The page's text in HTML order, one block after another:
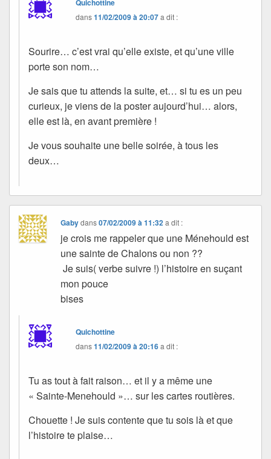
Quichottine
dans11/02/2009 à 20:07a dit :
Sourire… c’est vrai qu’elle existe, et qu’une ville
porte son nom…
Je sais que tu attends la suite, et… si tu es un peu
curieux, je viens de la poster aujourd’hui… alors,
elle est là, en avant première !
Je vous souhaite une belle soirée, à tous les
deux…
Gabydans07/02/2009 à 11:32 a dit :
je crois me rappeler que une Ménehould est
une sainte de Chalons ou non ??
Je suis( verbe suivre !) l’histoire en suçant
mon pouce
bises
Quichottine
dans11/02/2009 à 20:16a dit :
Tu as tout à fait raison… et il y a même une
« Sainte-Menehould »… sur les cartes routières.
Chouette ! Je suis contente que tu sois là et que
l’histoire te plaise…